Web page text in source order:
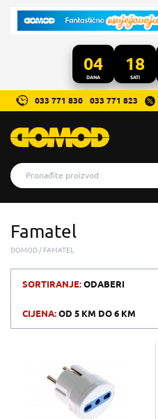
04
DANA
18
SATI
033 771 830 033 771 823
Famatel
DOMOD FAMATEL
SORTIRANJE:ODABERI
CIJENA:OD 5 KM DO6 KM